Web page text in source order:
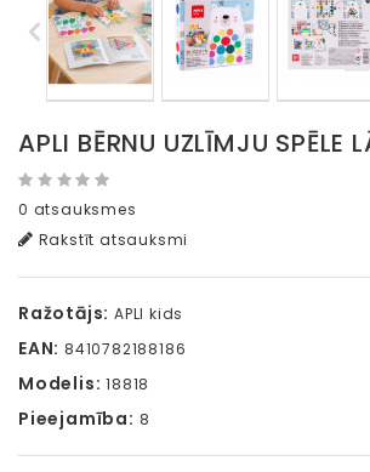
APLI BĒRNU UZLĪMJU SPĒLE
0 atsauksmes
Rakstīt atsauksmi
Ražotājs: APLI kids
EAN: 8410782188186
Modelis: 18818
Pieejamība: 8